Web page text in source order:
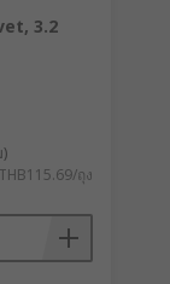
3.2
THB115.69/ถุง